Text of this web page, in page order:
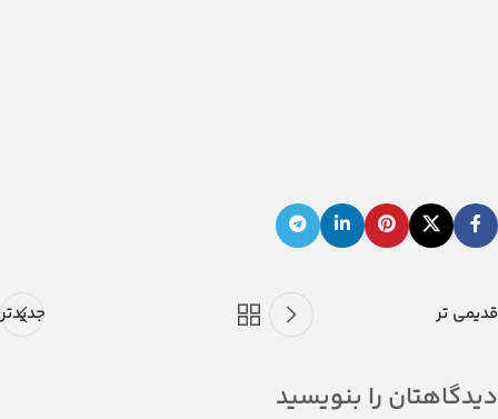
جدیدتر قدیمی تر
دیدگاهتان را بنویسید